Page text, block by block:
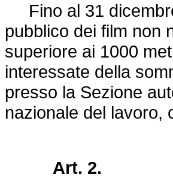
Fino al 31
pubblico dei film non
superiore ai 1000
interessate della
presso la Sezione
nazionale del lavoro,
Art. 2.